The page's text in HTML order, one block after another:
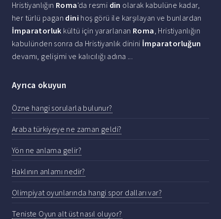
Hristiyanlığın Roma'da resmi din olarak kabulüne kadar,
her türlü pagan dini hoş görü ile karşılayan ve bunlardan
İmparatorluk kültü için yararlanan Roma, Hristiyanlığın
kabulünden sonra da Hristiyanlık dinini İmparatorluğun
devamı, gelişimi ve kalıcılığı adına ...
Ayrıca okuyun
Özne hangi sorularla bulunur?
Araba türkiyeye ne zaman geldi?
Yön ne anlama gelir?
Haklının anlamı nedir?
Olimpiyat oyunlarında hangi spor dalları var?
Teniste Oyun alt üst nasıl oluyor?